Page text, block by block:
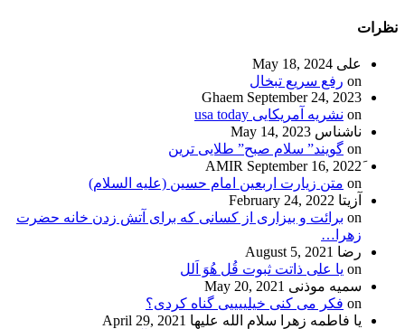
نظرات
علی May 18, 2024
on رفع سریع تبخال
Ghaem September 24, 2023
on نشریه آمریکایی usa today
ناشناس May 14, 2023
on گویند” سلام صبح” طلایی ترین
September 16, 2022
on متن زیارت اربعین امام حسین (علیه السلام)
آزیتا February 24, 2022
on برائت و بیزاری از کسانی که برای آتش زدن خانه حضرت
زهرا…
رضا August 5, 2021
on یا علی ذاتت ثبوت قُل هُوَ اَلل
سمیه موذنی May 20, 2021
on فکر می کنی خیلییییی گناه کردی؟
یا فاطمه زهرا سلام الله علیها April 29, 2021